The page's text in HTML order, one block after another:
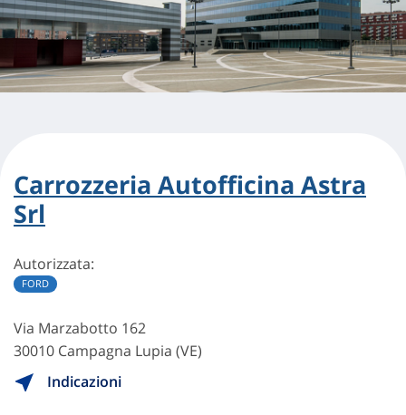
Carrozzeria Autofficina Astra
Srl
Autorizzata:
FORD
Via Marzabotto 162
30010 Campagna Lupia (VE)
Indicazioni